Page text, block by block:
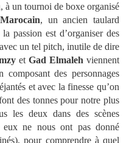
à un tournoi de boxe organisé
, un ancien taulard
passion est d’organiser des
un tel pitch, inutile de dire
et Gad Elmaleh viennent
des personnages
et avec la finesse qu’on
des tonnes pour notre plus
les deux dans des scènes
eux ne nous ont pas donné
pour comprendre à quel